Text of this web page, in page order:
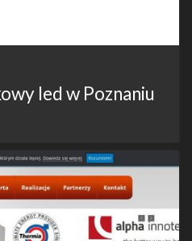
led w Poznaniu